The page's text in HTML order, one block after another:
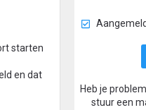
starten
en dat
Heb je
stuur een